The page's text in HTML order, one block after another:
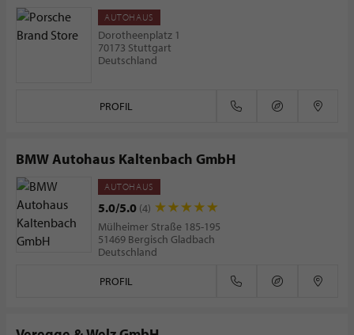
AUTOHAUS
Dorotheenplatz 1
70173 Stuttgart
Deutschland
PROFIL
BMW Autohaus Kaltenbach GmbH
AUTOHAUS
5.0/5.0 (4)
Mülheimer Straße 185-195
51469 Bergisch Gladbach
Deutschland
PROFIL